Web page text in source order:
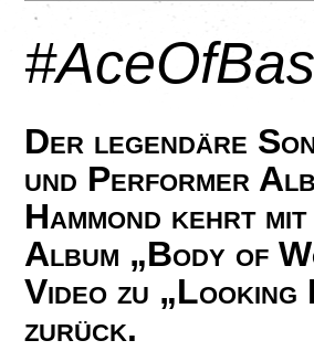
Der legendäre
und Performer
Hammond kehrt mit
Album „Body of
Video zu „Looking
zurück.